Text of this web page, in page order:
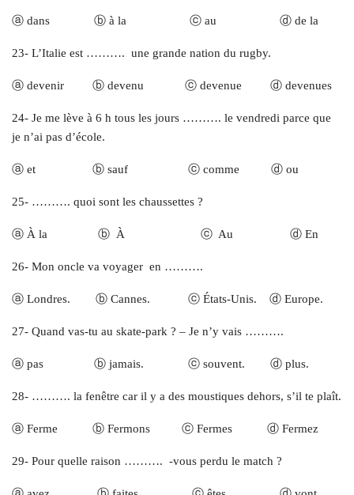
ⓐ dans ⓑ à la ⓒ au ⓓ de la
23- L’Italie est ………. une grande nation du rugby.
ⓐ devenir ⓑ devenu ⓒ devenue ⓓ devenues
24- Je me lève à 6 h tous les jours ………. le vendredi parce que
je n’ai pas d’école.
ⓐ et ⓑ sauf ⓒ comme ⓓ ou
25- ………. quoi sont les chaussettes ?
ⓐ À la ⓑ À ⓒ Au ⓓ En
26- Mon oncle va voyager en ……….
ⓐ Londres. ⓑ Cannes. ⓒ États-Unis. ⓓ Europe.
27- Quand vas-tu au skate-park ? – Je n’y vais ……….
ⓐ pas ⓑ jamais. ⓒ souvent. ⓓ plus.
28- ………. la fenêtre car il y a des moustiques dehors, s’il te plaît.
ⓐ Ferme ⓑ Fermons ⓒ Fermes ⓓ Fermez
29- Pour quelle raison ………. -vous perdu le match ?